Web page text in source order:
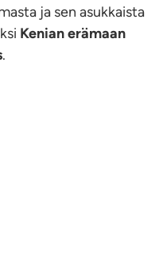
ja sen asukkaista
Kenian erämaan
.